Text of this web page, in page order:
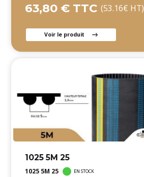
63,80 € TTC (53.16€ HT)
Voir le produit
1025 5M 25
1025 5M 25 EN STOCK